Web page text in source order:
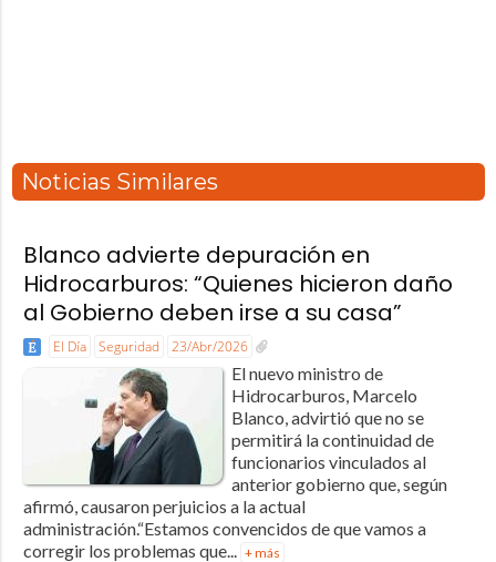
Noticias Similares
Blanco advierte depuración en
Hidrocarburos: “Quienes hicieron daño
al Gobierno deben irse a su casa”
El Día Seguridad 23/Abr/2026
El nuevo ministro de
Hidrocarburos, Marcelo
Blanco, advirtió que no se
permitirá la continuidad de
funcionarios vinculados al
anterior gobierno que, según
afirmó, causaron perjuicios a la actual
administración.“Estamos convencidos de que vamos a
corregir los problemas que... + más